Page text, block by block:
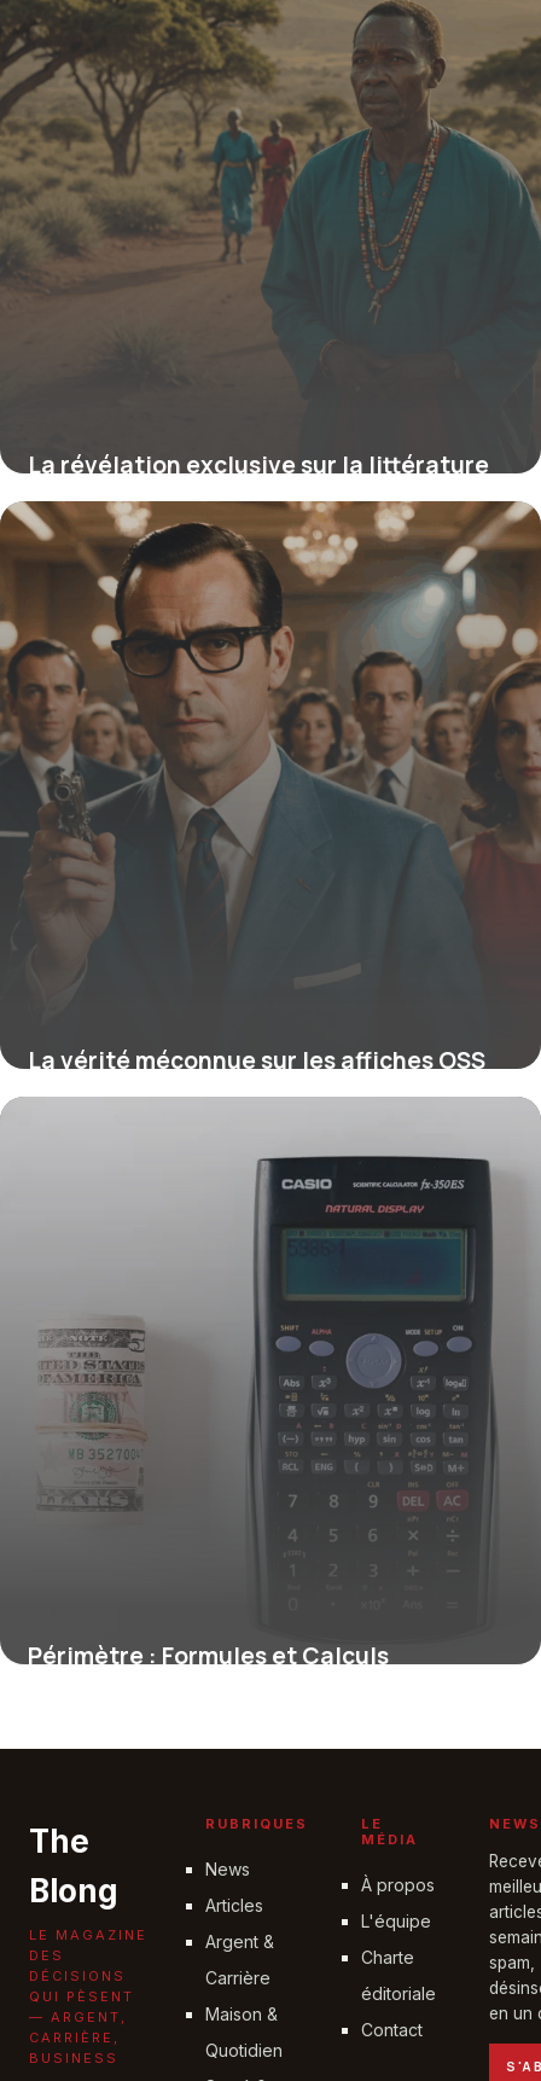
La révélation exclusive sur la littérature
sud-africaine : les secrets méconnus qui
racontent l’histoire, la résilience et
l’avenir du pays
16 juin 2026
La vérité méconnue sur les affiches OSS
117 qui révolutionne leur impact iconique
Périmètre : Formules et Calculs
The
Blong
LE MAGAZINE
DES
DÉCISIONS
QUI PÈSENT
— ARGENT,
CARRIÈRE,
BUSINESS
RUBRIQUES
News
Articles
Argent &
Carrière
Maison &
Quotidien
LE
MÉDIA
À propos
L'équipe
Charte
éditoriale
Contact
spam,
en un